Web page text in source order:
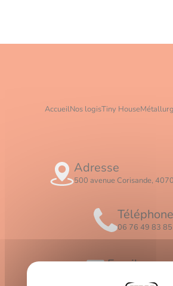
AccueilNos logisTiny House
Adresse
500 avenue Corisande,
Téléphone
06 76 49 83 85
Email
contact@logis-